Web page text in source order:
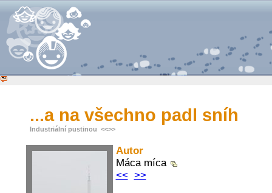
...a na všechno padl sníh
Industriální pustinou <<>>
Autor
Máca míca
<< >>